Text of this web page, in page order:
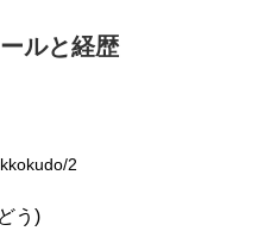
ルと経歴
2
う)